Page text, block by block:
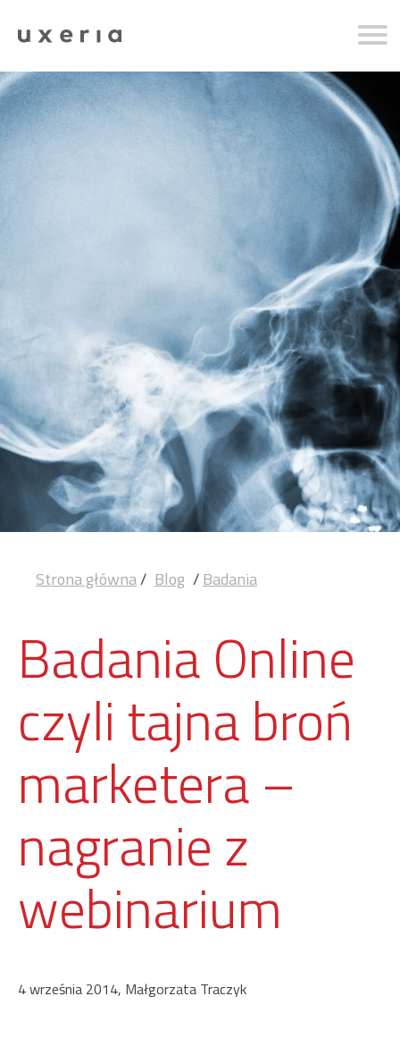
Strona główna/ Blog /Badania
Badania Online
czyli tajna broń
marketera –
nagranie z
webinarium
4 września 2014, Małgorzata Traczyk